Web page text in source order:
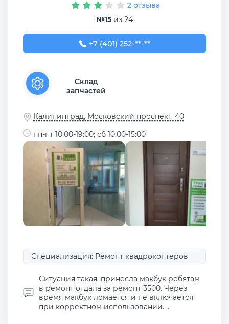
2 отзыва
№15 из 24
+7 (401) 252-52-86
+7 (401) 252-**-**
Склад
запчастей
Калининград, Московский проспект, 40
пн-пт 10:00-19:00; сб 10:00-15:00
Специализация: Ремонт квадрокоптеров
Ситуация такая, принесла макбук ребятам
в ремонт отдала за ремонт 3500. Через
время макбук ломается и не включается
при корректном использовании. ...